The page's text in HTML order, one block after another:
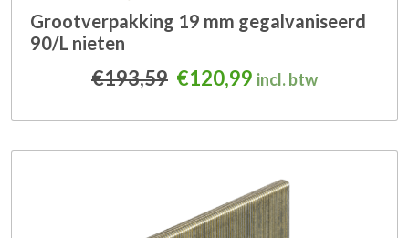
Grootverpakking 19 mm gegalvaniseerd
90/L nieten
€193,59 Oorspronkelijke prijs
€120,99 Huidige prijs is:
incl. btw